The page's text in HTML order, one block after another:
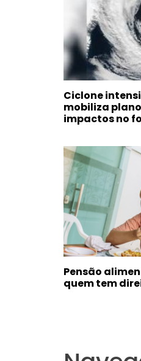
Ciclone
mobiliza
impactos no
Pensão
quem tem